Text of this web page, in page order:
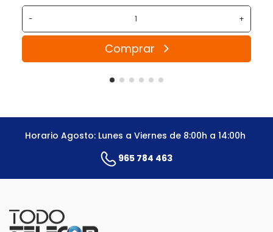
- +
Comprar
Horario Agosto: Lunes a Viernes de 8:00h a 14:00h
965 784 463